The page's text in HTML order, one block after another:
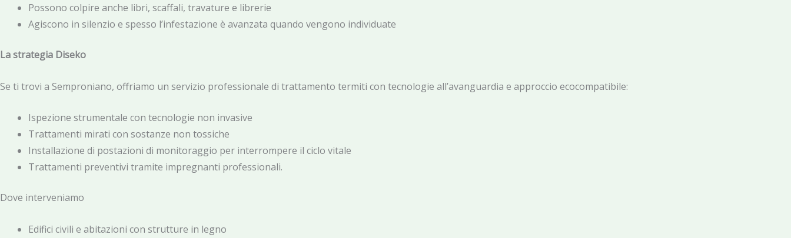
Possono colpire anche libri, scaffali, travature e librerie
Agiscono in silenzio e spesso l’infestazione è avanzata quando vengono individuate
La strategia Diseko
Se ti trovi a Semproniano, offriamo un servizio professionale di trattamento termiti con tecnologie all’avanguardia e approccio ecocompatibile:
Ispezione strumentale con tecnologie non invasive
Trattamenti mirati con sostanze non tossiche
Installazione di postazioni di monitoraggio per interrompere il ciclo vitale
Trattamenti preventivi tramite impregnanti professionali.
Dove interveniamo
Edifici civili e abitazioni con strutture in legno